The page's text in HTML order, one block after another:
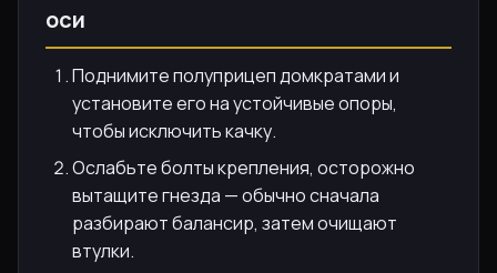
оси
Поднимите полуприцеп домкратами и
установите его на устойчивые опоры,
чтобы исключить качку.
Ослабьте болты крепления, осторожно
вытащите гнезда — обычно сначала
разбирают балансир, затем очищают
втулки.